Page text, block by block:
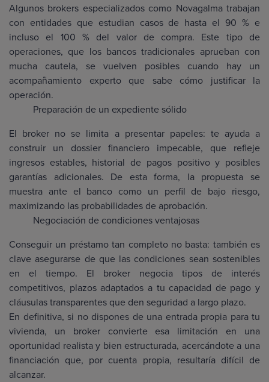
Algunos brokers especializados como Novagalma trabajan
con entidades que estudian casos de hasta el 90 % e
incluso el 100 % del valor de compra. Este tipo de
operaciones, que los bancos tradicionales aprueban con
mucha cautela, se vuelven posibles cuando hay un
acompañamiento experto que sabe cómo justificar la
operación.
Preparación de un expediente sólido
El broker no se limita a presentar papeles: te ayuda a
construir un dossier financiero impecable, que refleje
ingresos estables, historial de pagos positivo y posibles
garantías adicionales. De esta forma, la propuesta se
muestra ante el banco como un perfil de bajo riesgo,
maximizando las probabilidades de aprobación.
Negociación de condiciones ventajosas
Conseguir un préstamo tan completo no basta: también es
clave asegurarse de que las condiciones sean sostenibles
en el tiempo. El broker negocia tipos de interés
competitivos, plazos adaptados a tu capacidad de pago y
cláusulas transparentes que den seguridad a largo plazo.
En definitiva, si no dispones de una entrada propia para tu
vivienda, un broker convierte esa limitación en una
oportunidad realista y bien estructurada, acercándote a una
financiación que, por cuenta propia, resultaría difícil de
alcanzar.